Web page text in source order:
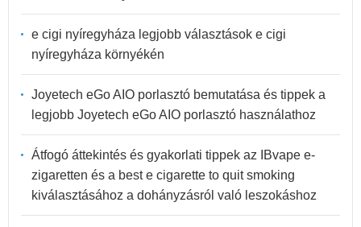
e cigi nyíregyháza legjobb választások e cigi
nyíregyháza környékén
Joyetech eGo AIO porlasztó bemutatása és tippek a
legjobb Joyetech eGo AIO porlasztó használathoz
Átfogó áttekintés és gyakorlati tippek az IBvape e-
zigaretten és a best e cigarette to quit smoking
kiválasztásához a dohányzásról való leszokáshoz